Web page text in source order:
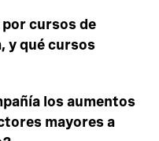
cursos de
y qué cursos
los aumentos
mayores a